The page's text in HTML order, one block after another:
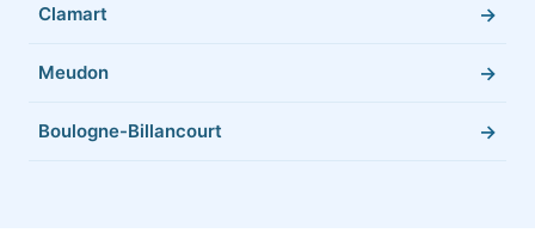
Clamart
Meudon
Boulogne-Billancourt